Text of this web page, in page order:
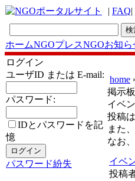
| FAQ|
ホームNGOプレスNGOお知ら
ログイン
ユーザID または E-mail:
パスワード:
IDとパスワードを記
憶
パスワード紛失
home
掲示
イベ
投稿
また
なお
イベ
投稿